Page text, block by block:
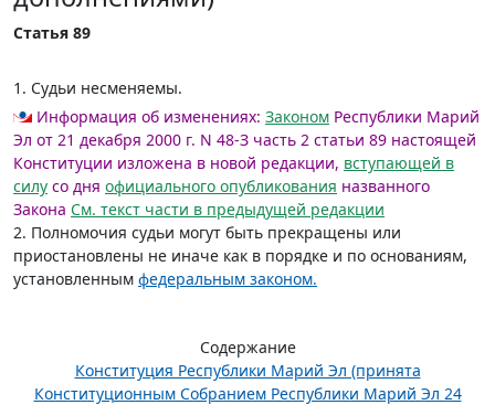
Статья 89
1. Судьи несменяемы.
Информация об изменениях: Законом Республики Марий
Эл от 21 декабря 2000 г. N 48-З часть 2 статьи 89 настоящей
Конституции изложена в новой редакции, вступающей в
силу со дня официального опубликования названного
Закона См. текст части в предыдущей редакции
2. Полномочия судьи могут быть прекращены или
приостановлены не иначе как в порядке и по основаниям,
установленным федеральным законом.
Содержание
Конституция Республики Марий Эл (принята
Конституционным Собранием Республики Марий Эл 24